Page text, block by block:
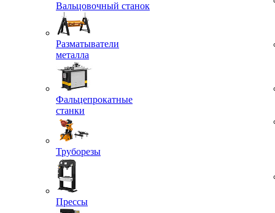
Вальцовочный станок
Разматыватели
металла
Фальцепрокатные
станки
Труборезы
Прессы